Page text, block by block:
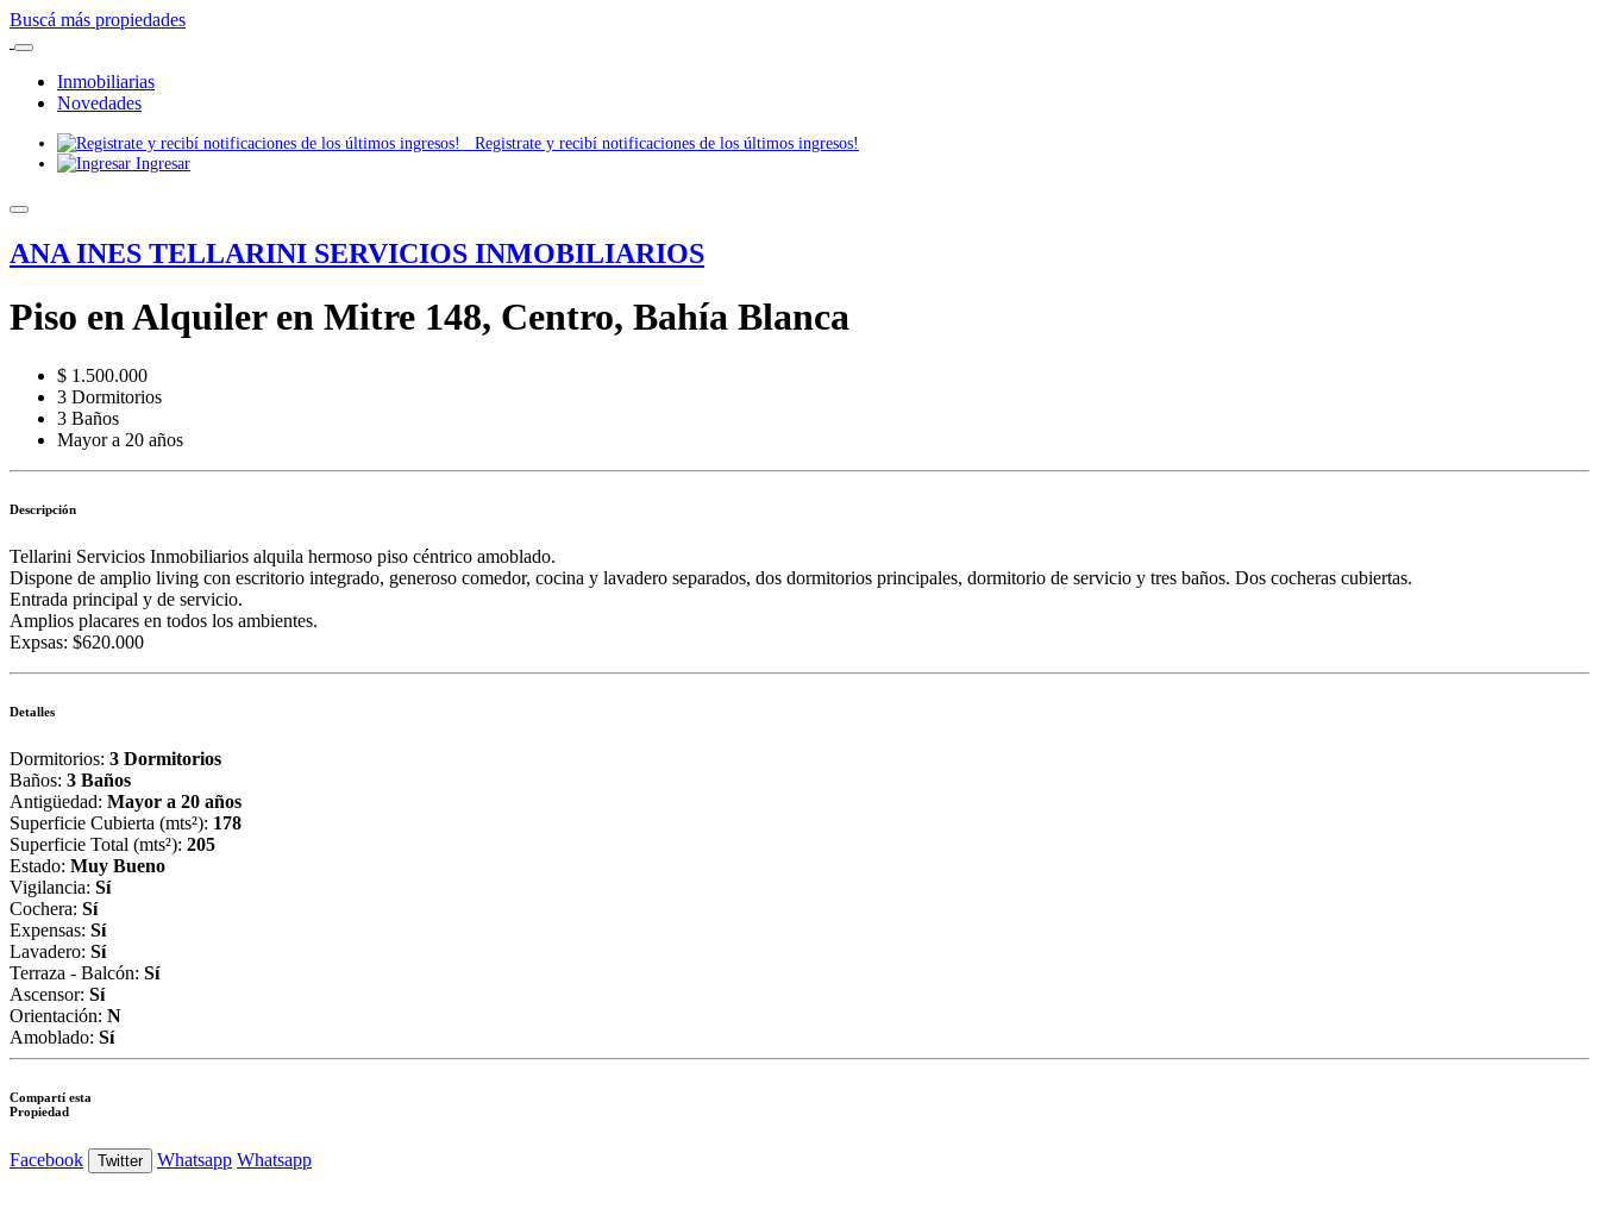
Buscá más propiedades
Inmobiliarias
Novedades
Registrate y recibí notificaciones de los últimos ingresos!
Ingresar
ANA INES TELLARINI SERVICIOS INMOBILIARIOS
Piso en Alquiler en Mitre 148, Centro, Bahía Blanca
$ 1.500.000
3 Dormitorios
3 Baños
Mayor a 20 años
Descripción
Tellarini Servicios Inmobiliarios alquila hermoso piso céntrico amoblado.
Dispone de amplio living con escritorio integrado, generoso comedor, cocina y lavadero separados, dos dormitorios principales, dormitorio de servicio y tres baños. Dos cocheras cubiertas.
Entrada principal y de servicio.
Amplios placares en todos los ambientes.
Expsas: $620.000
Detalles
Dormitorios: 3 Dormitorios
Baños: 3 Baños
Antigüedad: Mayor a 20 años
Superficie Cubierta (mts²): 178
Superficie Total (mts²): 205
Estado: Muy Bueno
Vigilancia: Sí
Cochera: Sí
Expensas: Sí
Lavadero: Sí
Terraza - Balcón: Sí
Ascensor: Sí
Orientación: N
Amoblado: Sí
Compartí esta
Propiedad
Facebook Twitter Whatsapp Whatsapp